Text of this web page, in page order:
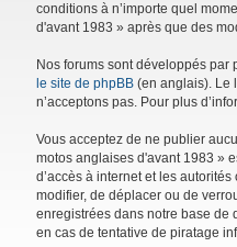
conditions à n’importe quel
d'avant 1983 » après que des
Nos forums sont développés
le site de phpBB (en anglais). Le
n’acceptons pas. Pour plus
Vous acceptez de ne publier
motos anglaises d'avant 1983 »
d’accès à internet et les
modifier, de déplacer ou de
enregistrées dans notre base de
en cas de tentative de piratage